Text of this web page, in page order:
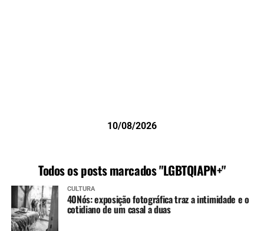
10/08/2026
Todos os posts marcados "LGBTQIAPN+"
CULTURA
40Nós: exposição fotográfica traz a intimidade e o
cotidiano de um casal a duas